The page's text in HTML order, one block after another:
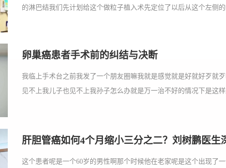
的淋巴结我们先计划给这个做粒子植入术先定位了以后从这个左侧
卵巢癌患者手术前的纠结与决断
我临上手术台之前我发了一个朋友圈嘛我就是感觉就是好就好歹就
见不上我儿子也见不上我孙子怎么办就是万一治不好的情况下是这
肝胆管癌如何4个月缩小三分之二？刘树鹏医生
这个患者呢是一个60岁的男性啊那个时候他在老家呢是这个出现了